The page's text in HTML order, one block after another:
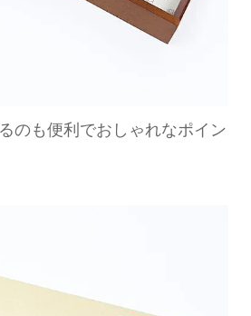
のも便利でおしゃれなポイン